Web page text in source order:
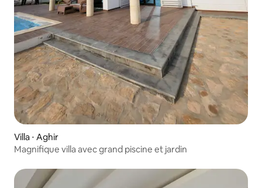
Villa ⋅ Aghir
Magnifique villa avec grand piscine et jardin